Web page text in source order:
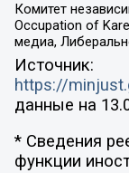
Комитет
Occupation of
медиа,
Источник:
https://
данные на
* Сведения
функции